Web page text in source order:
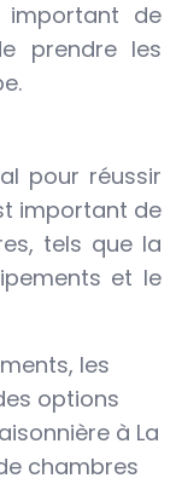
important de
prendre les
pour réussir
important de
tels que la
et le
les
options
à La
chambres